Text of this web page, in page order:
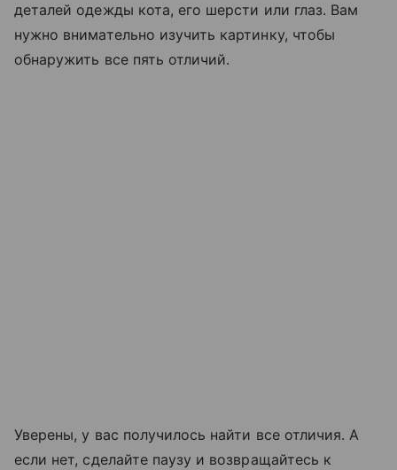
деталей одежды кота, его шерсти или глаз. Вам
нужно внимательно изучить картинку, чтобы
обнаружить все пять отличий.
Уверены, у вас получилось найти все отличия. А
если нет, сделайте паузу и возвращайтесь к